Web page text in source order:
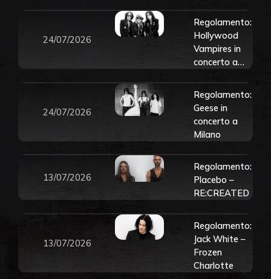
24/07/2026
Regolamento:
Hollywood
Vampires in
concerto a
Este (PD)
24/07/2026
Regolamento:
Geese in
concerto a
Milano
13/07/2026
Regolamento:
Placebo –
RE:CREATED
13/07/2026
Regolamento:
Jack White –
Frozen
Charlotte